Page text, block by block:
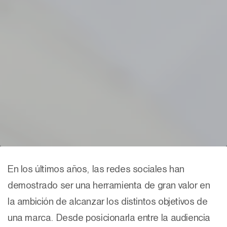
En los últimos años, las redes sociales han
demostrado ser una herramienta de gran valor en
la ambición de alcanzar los distintos objetivos de
una marca. Desde posicionarla entre la audiencia